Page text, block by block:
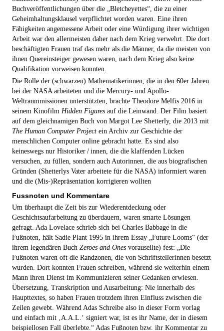
Buchveröffentlichungen über die „Bletcheyettes“, die zu einer
Geheimhaltungsklausel verpflichtet worden waren. Eine ihren
Fähigkeiten angemessene Arbeit oder eine Würdigung ihrer wichtigen
Arbeit war den allermeisten daher nach dem Krieg verwehrt. Die dort
beschäftigten Frauen traf das mehr als die Männer, da die meisten von
ihnen Quereinsteiger gewesen waren, nach dem Krieg also keine
Qualifikation vorweisen konnten.
Die Rolle der (schwarzen) Mathematikerinnen, die in den 60er Jahren
bei der NASA arbeiteten und die Mercury- und Apollo-
Weltraummissionen unterstützten, brachte Theodore Melfis 2016 in
seinem Kinofilm Hidden Figures auf die Leinwand. Der Film basiert
auf dem gleichnamigen Buch von Margot Lee Shetterly, die 2013 mit
The Human Computer Project ein Archiv zur Geschichte der
menschlichen Computer online gebracht hatte. Es sind also
keineswegs nur Historiker / innen, die die klaffenden Lücken
versuchen, zu füllen, sondern auch Autorinnen, die aus biografischen
Gründen (Shetterlys Vater arbeitete für die NASA) informiert waren
und die (Mis-)Repräsentation korrigieren wollten
Fussnoten und Kommentare
Um überhaupt die Zeit bis zur Wiederentdeckung oder
Geschichtsaufarbeitung zu überdauern, waren smarte Lösungen
gefragt. Ada Lovelace schrieb sich bei Charles Babbage in die
Fußnoten, hält Sadie Plant 1995 in ihrem Essay „Future Looms“ (der
ihrem legendären Buch Zeroes and Ones vorauseilte) fest: „Die
Fußnoten waren oft die Randzonen, die von Schriftstellerinnen besetzt
wurden. Dort konnten Frauen schreiben, während sie weiterhin einem
Mann ihren Dienst im Kommunizieren seiner Gedanken erwiesen.
Übersetzung, Trans­­kription und Ausarbeitung: Nie innerhalb des
Haupttextes, so haben Frauen trotzdem ihren Einfluss zwischen die
Zeilen gewebt. Während Adas Schreibe also in dieser Form vorlag
und einfach mit ‚A.A.L.‘ signiert war, ist es ihr Name, der in diesem
beispiellosen Fall überlebte.“ Adas Fußnoten bzw. ihr Kommentar zu